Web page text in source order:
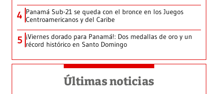
4 Panamá Sub-21 se queda con el bronce en los Juegos
Centroamericanos y del Caribe
5 ¡Viernes dorado para Panamá!: Dos medallas de oro y un
récord histórico en Santo Domingo
Últimas noticias